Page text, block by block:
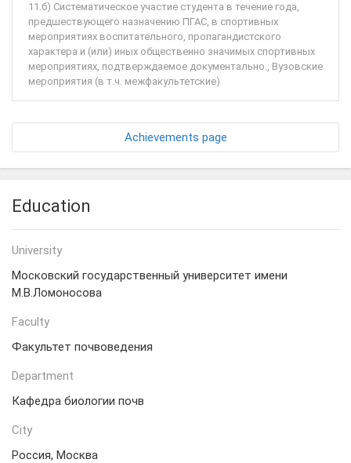
11.б) Систематическое участие студента в течение года,
предшествующего назначению ПГАС, в спортивных
мероприятиях воспитательного, пропагандистского
характера и (или) иных общественно значимых спортивных
мероприятиях, подтверждаемое документально., Вузовские
мероприятия (в т.ч. межфакультетские)
Achievements page
Education
University
Московский государственный университет имени
М.В.Ломоносова
Faculty
Факультет почвоведения
Department
Кафедра биологии почв
City
Россия, Москва